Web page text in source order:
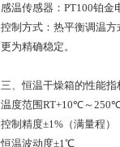
感温传感器：PT100铂金
控制方式：热平衡调温方
更为精确稳定。
三、恒温干燥箱的性能指
温度范围RT+10℃～
控制精度±1%（满量程）
恒温波动度±1℃